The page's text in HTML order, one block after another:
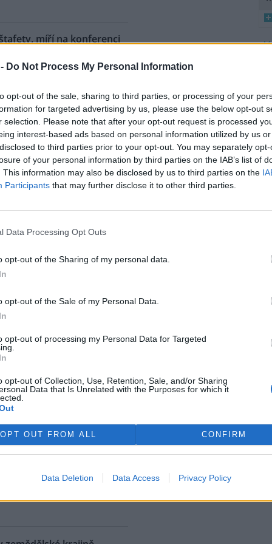
Do Not Process My Personal Information
opt-out of the sale, sharing to third parties, or processing of your
for targeted advertising by us, please use the below opt-out
selection. Please note that after your opt-out request is processed
interest-based ads based on personal information utilized by us
to third parties prior to your opt-out. You may separately
of your personal information by third parties on the IAB’s list of
This information may also be disclosed by us to third parties on the
Participants that may further disclose it to other third parties.
Data Processing Opt Outs
opt-out of the Sharing of my personal data.
opt-out of the Sale of my Personal Data.
opt-out of processing my Personal Data for Targeted
opt-out of Collection, Use, Retention, Sale, and/or Sharing
Data that Is Unrelated with the Purposes for which it
OPT OUT FROM ALL CONFIRM
Data Deletion Data Access Privacy Policy
míří na konferenci
cyklistické štafety COP
Účastníci vyrazili z
Belému, kde se konala
konference smluvních
národů (OSN) o změně
se v listopadu uskuteční 31.
konferencideset návrhůna
necelé tři dny. Včera
hl. m. Prahy Jana
velká ropná skvrna z
přírodní rezervaci v
v jejíž blízkosti se rozšířila
níž panuje podezření, že
na sdělení
nevládní organizace
řeky minimální průtoky
)
srážek je téměř ve
jihočeských řekách historicky
v rovinatých oblastech,